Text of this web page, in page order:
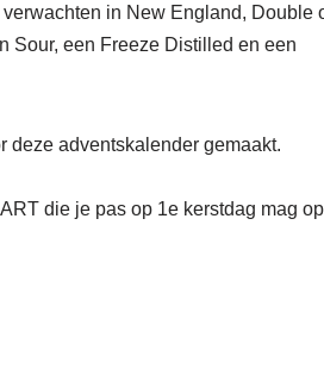
in New England, Double
Sour, een Freeze Distilled en een
deze adventskalender gemaakt.
die je pas op 1e kerstdag mag